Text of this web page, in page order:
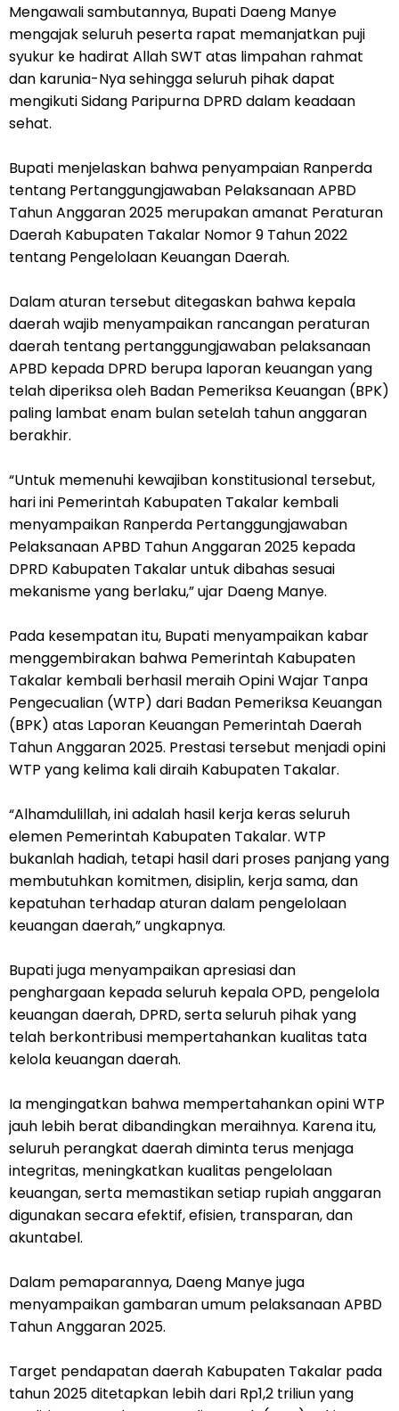
Mengawali sambutannya, Bupati Daeng Manye
mengajak seluruh peserta rapat memanjatkan puji
syukur ke hadirat Allah SWT atas limpahan rahmat
dan karunia-Nya sehingga seluruh pihak dapat
mengikuti Sidang Paripurna DPRD dalam keadaan
sehat.
Bupati menjelaskan bahwa penyampaian Ranperda
tentang Pertanggungjawaban Pelaksanaan APBD
Tahun Anggaran 2025 merupakan amanat Peraturan
Daerah Kabupaten Takalar Nomor 9 Tahun 2022
tentang Pengelolaan Keuangan Daerah.
Dalam aturan tersebut ditegaskan bahwa kepala
daerah wajib menyampaikan rancangan peraturan
daerah tentang pertanggungjawaban pelaksanaan
APBD kepada DPRD berupa laporan keuangan yang
telah diperiksa oleh Badan Pemeriksa Keuangan (BPK)
paling lambat enam bulan setelah tahun anggaran
berakhir.
“Untuk memenuhi kewajiban konstitusional tersebut,
hari ini Pemerintah Kabupaten Takalar kembali
menyampaikan Ranperda Pertanggungjawaban
Pelaksanaan APBD Tahun Anggaran 2025 kepada
DPRD Kabupaten Takalar untuk dibahas sesuai
mekanisme yang berlaku,” ujar Daeng Manye.
Pada kesempatan itu, Bupati menyampaikan kabar
menggembirakan bahwa Pemerintah Kabupaten
Takalar kembali berhasil meraih Opini Wajar Tanpa
Pengecualian (WTP) dari Badan Pemeriksa Keuangan
(BPK) atas Laporan Keuangan Pemerintah Daerah
Tahun Anggaran 2025. Prestasi tersebut menjadi opini
WTP yang kelima kali diraih Kabupaten Takalar.
“Alhamdulillah, ini adalah hasil kerja keras seluruh
elemen Pemerintah Kabupaten Takalar. WTP
bukanlah hadiah, tetapi hasil dari proses panjang yang
membutuhkan komitmen, disiplin, kerja sama, dan
kepatuhan terhadap aturan dalam pengelolaan
keuangan daerah,” ungkapnya.
Bupati juga menyampaikan apresiasi dan
penghargaan kepada seluruh kepala OPD, pengelola
keuangan daerah, DPRD, serta seluruh pihak yang
telah berkontribusi mempertahankan kualitas tata
kelola keuangan daerah.
Ia mengingatkan bahwa mempertahankan opini WTP
jauh lebih berat dibandingkan meraihnya. Karena itu,
seluruh perangkat daerah diminta terus menjaga
integritas, meningkatkan kualitas pengelolaan
keuangan, serta memastikan setiap rupiah anggaran
digunakan secara efektif, efisien, transparan, dan
akuntabel.
Dalam pemaparannya, Daeng Manye juga
menyampaikan gambaran umum pelaksanaan APBD
Tahun Anggaran 2025.
Target pendapatan daerah Kabupaten Takalar pada
tahun 2025 ditetapkan lebih dari Rp1,2 triliun yang